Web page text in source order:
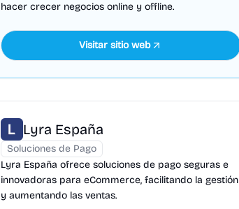
hacer crecer negocios online y offline.
Visitar sitio web
Lyra España
Soluciones de Pago
Lyra España ofrece soluciones de pago seguras e
innovadoras para eCommerce, facilitando la gestión
y aumentando las ventas.